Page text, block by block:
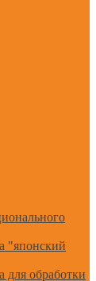
"японский
обработки